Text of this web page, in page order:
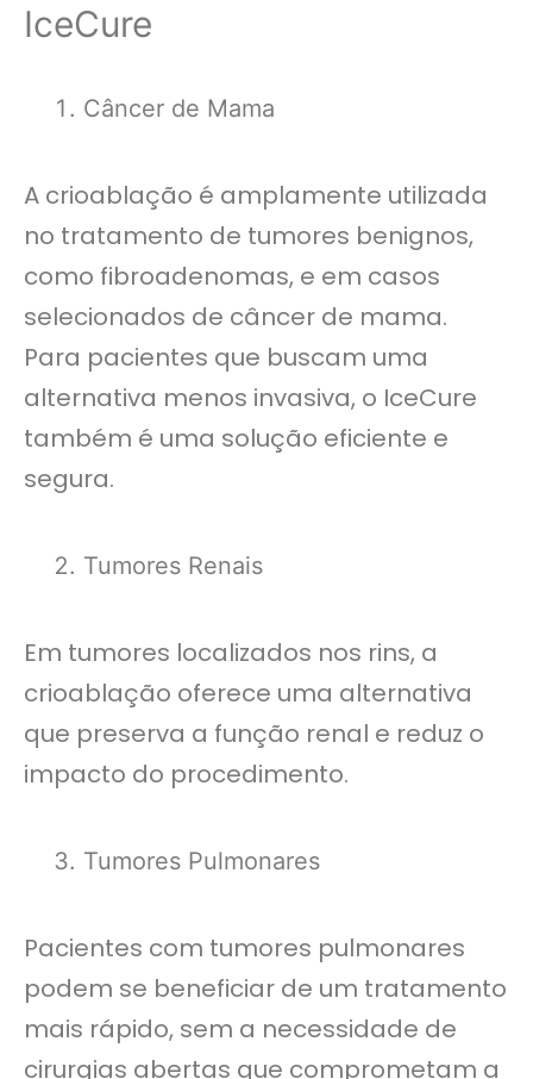
IceCure
Câncer de Mama
A crioablação é amplamente utilizada
no tratamento de tumores benignos,
como fibroadenomas, e em casos
selecionados de câncer de mama.
Para pacientes que buscam uma
alternativa menos invasiva, o IceCure
também é uma solução eficiente e
segura.
Tumores Renais
Em tumores localizados nos rins, a
crioablação oferece uma alternativa
que preserva a função renal e reduz o
impacto do procedimento.
Tumores Pulmonares
Pacientes com tumores pulmonares
podem se beneficiar de um tratamento
mais rápido, sem a necessidade de
cirurgias abertas que comprometam a